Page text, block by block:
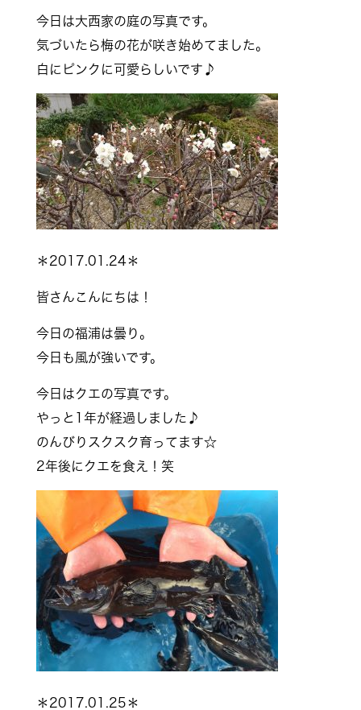
今日は大西家の庭の写真です。
気づいたら梅の花が咲き始めてました。
白にピンクに可愛らしいです♪
＊2017.01.24＊
皆さんこんにちは！
今日の福浦は曇り。
今日も風が強いです。
今日はクエの写真です。
やっと1年が経過しました♪
のんびりスクスク育ってます☆
2年後にクエを食え！笑
＊2017.01.25＊